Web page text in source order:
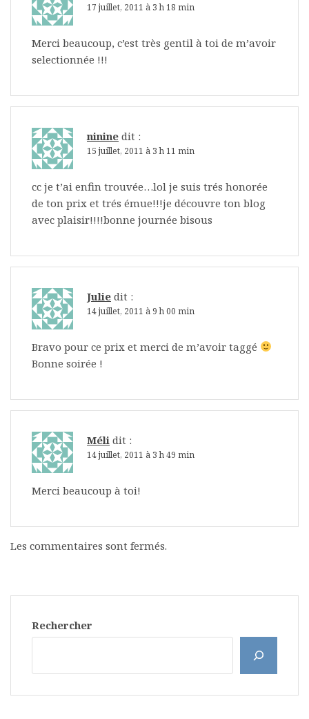
17 juillet, 2011 à 3 h 18 min
Merci beaucoup, c’est très gentil à toi de m’avoir
selectionnée !!!
ninine dit :
15 juillet, 2011 à 3 h 11 min
cc je t’ai enfin trouvée…lol je suis trés honorée
de ton prix et trés émue!!!je découvre ton blog
avec plaisir!!!!bonne journée bisous
Julie dit :
14 juillet, 2011 à 9 h 00 min
Bravo pour ce prix et merci de m’avoir taggé
Bonne soirée !
Méli dit :
14 juillet, 2011 à 3 h 49 min
Merci beaucoup à toi!
Les commentaires sont fermés.
Rechercher